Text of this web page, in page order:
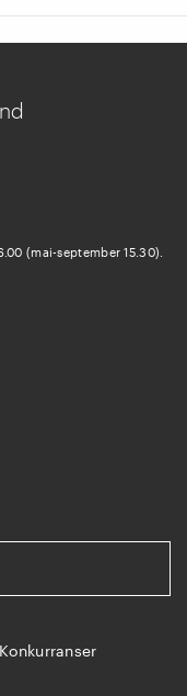
(mai-september 15.30).
Konkurranser